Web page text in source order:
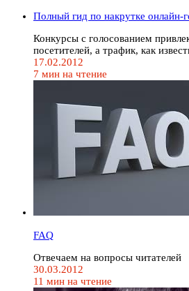
Полный гид по накрутке онлайн-
Конкурсы с голосованием
посетителей, а трафик, как
17.02.2012
7 мин на чтение
FAQ
Отвечаем на вопросы читателей
30.03.2012
11 мин на чтение